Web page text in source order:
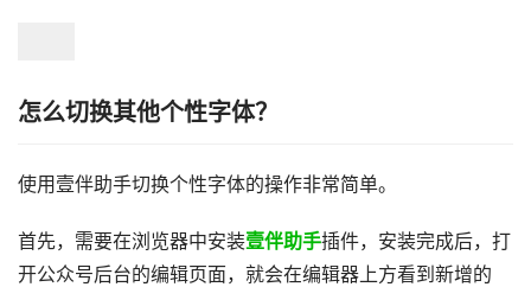
怎么切换其他个性字体？
使用壹伴助手切换个性字体的操作非常简单。
首先，需要在浏览器中安装壹伴助手插件，安装完成后，打
开公众号后台的编辑页面，就会在编辑器上方看到新增的